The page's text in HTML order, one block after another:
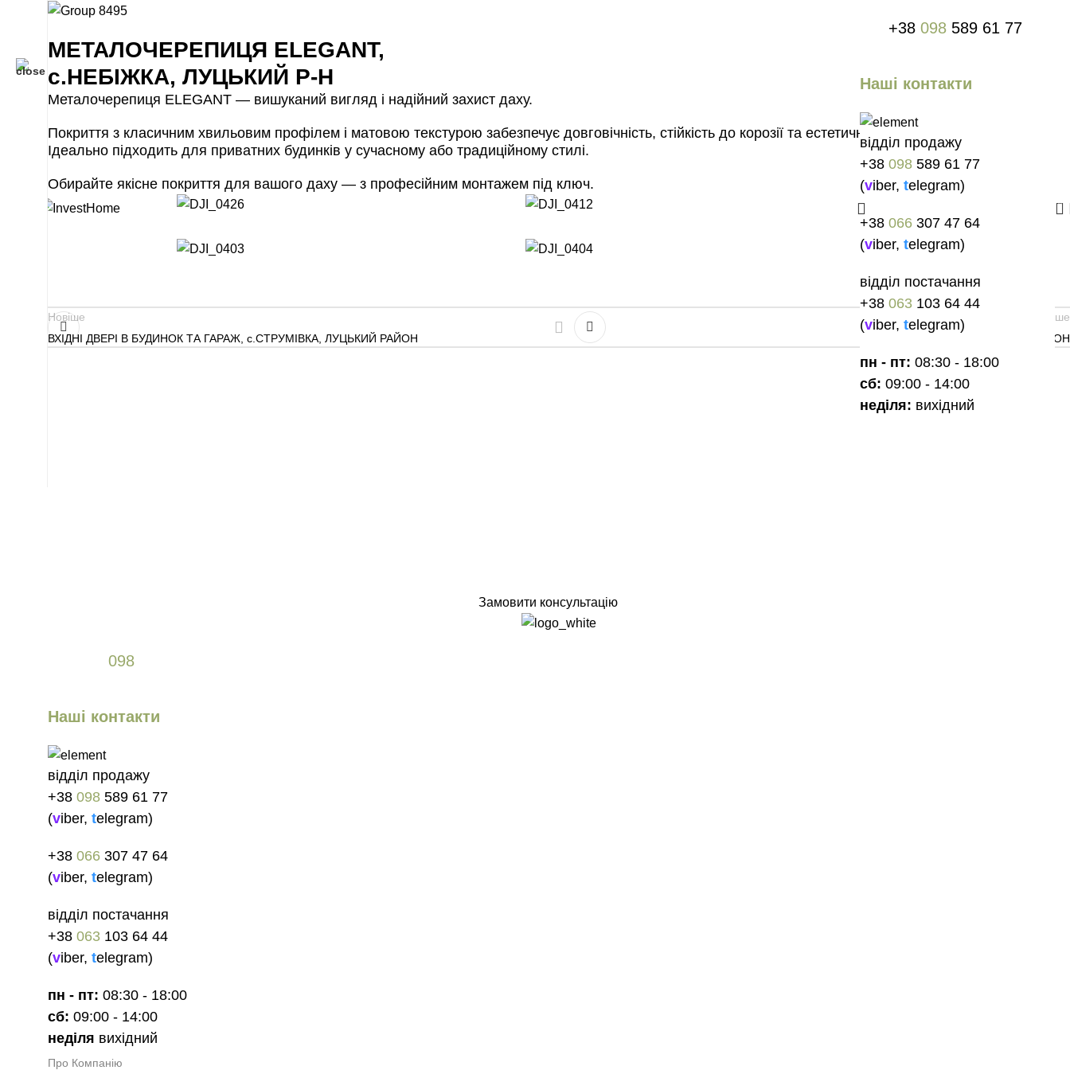
відділ продажу
+38098589 61 77
Наші контакти
відділ продажу
+38 098 589 61 77
(viber, telegram)
+38 066 307 47 64
(viber, telegram)
відділ постачання
+38 063 103 64 44
(viber, telegram)
пн - пт: 08:30 - 18:00
сб: 09:00 - 14:00
неділя: вихідний
0
МЕТАЛОЧЕРЕПИЦЯ ELEGANT,
с.НЕБІЖКА, ЛУЦЬКИЙ Р-Н
Металочерепиця ELEGANT — вишуканий вигляд і надійний захист даху.
Покриття з класичним хвильовим профілем і матовою текстурою забезпечує довговічність, стійкість до корозії та естетичну привабливість.
Ідеально підходить для приватних будинків у сучасному або традиційному стилі.
Обирайте якісне покриття для вашого даху — з професійним монтажем під ключ.
Новіше
ВХІДНІ ДВЕРІ В БУДИНОК ТА ГАРАЖ, с.СТРУМІВКА, ЛУЦЬКИЙ РАЙОН
Старіше
ТЕРАСА, с.РОВАНЦІ, ЛУЦЬКИЙ РАЙОН
Замовити консультацію
098589 61 77
Наші контакти
відділ продажу
+38 098 589 61 77
(viber, telegram)
+38 066 307 47 64
(viber, telegram)
відділ постачання
+38 063 103 64 44
(viber, telegram)
пн - пт: 08:30 - 18:00
сб: 09:00 - 14:00
неділя вихідний
Про Компанію